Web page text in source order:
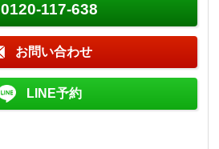
0120-117-638
お問い合わせ
LINE予約